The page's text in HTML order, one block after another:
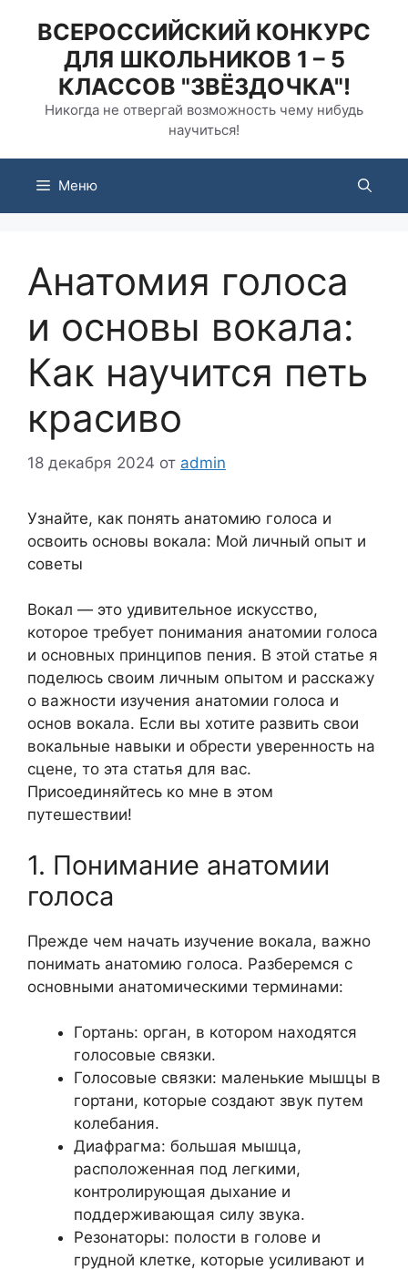
содержимому
ВСЕРОССИЙСКИЙ КОНКУРС
ДЛЯ ШКОЛЬНИКОВ 1 – 5
КЛАССОВ "ЗВЁЗДОЧКА"!
Никогда не отвергай возможность чему нибудь
научиться!
Меню
Анатомия голоса
и основы вокала:
Как научится петь
красиво
18 декабря 2024 от admin
Узнайте, как понять анатомию голоса и
освоить основы вокала: Мой личный опыт и
советы
Вокал — это удивительное искусство,
которое требует понимания анатомии голоса
и основных принципов пения. В этой статье я
поделюсь своим личным опытом и расскажу
о важности изучения анатомии голоса и
основ вокала. Если вы хотите развить свои
вокальные навыки и обрести уверенность на
сцене, то эта статья для вас.
Присоединяйтесь ко мне в этом
путешествии!
1. Понимание анатомии
голоса
Прежде чем начать изучение вокала, важно
понимать анатомию голоса. Разберемся с
основными анатомическими терминами:
Гортань: орган, в котором находятся
голосовые связки.
Голосовые связки: маленькие мышцы в
гортани, которые создают звук путем
колебания.
Диафрагма: большая мышца,
расположенная под легкими,
контролирующая дыхание и
поддерживающая силу звука.
Резонаторы: полости в голове и
грудной клетке, которые усиливают и